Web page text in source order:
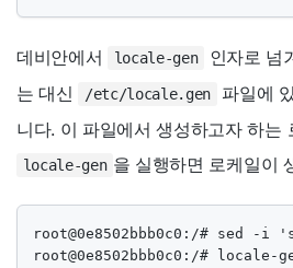
데비안에서 locale-gen
인자로 넘
는 대신
/etc/locale.gen
파일에
니다. 이 파일에서 생성하고자 하는
locale-gen 을 실행하면 로케일이
root@0e8502bbb0c0:/# sed
root@0e8502bbb0c0:/# locale-